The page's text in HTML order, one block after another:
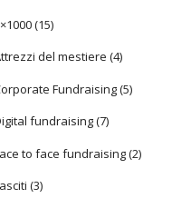
(15)
del mestiere (4)
Fundraising(5)
fundraising(7)
to face fundraising(2)
(3)